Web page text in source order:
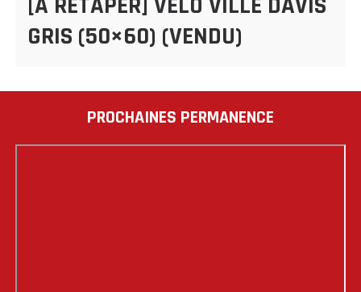
GRIS (50×60) (VENDU)
PROCHAINES PERMANENCE